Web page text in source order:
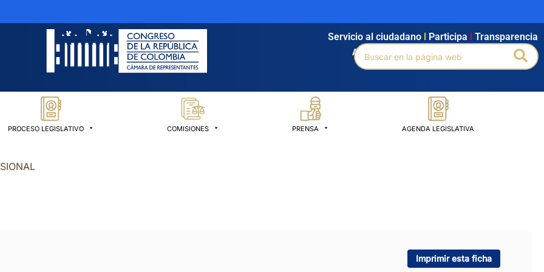
Agendamiento Intranet Búsqueda avanzada
Servicio al ciudadano Participa Transparencia
Buscar
por:
PROCESO LEGISLATIVO COMISIONES PRENSA AGENDA LEGISLATIVA
Imprimir esta ficha